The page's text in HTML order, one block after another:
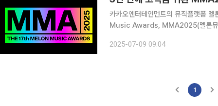
카카오엔터테인먼트의 뮤직플랫폼
Music Awards, MMA2025(멜론뮤직어워드)’
리는 MMA는 K팝 최대 규모의 음악
2025-07-09 09:04
1